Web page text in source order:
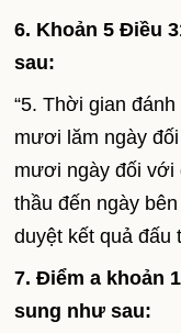
6. Khoản 5 Điều
sau:
“5. Thời gian
mươi lăm ngày
mươi ngày đối với
thầu đến ngày
duyệt kết quả đấu
7. Điểm a khoản
sung như sau: